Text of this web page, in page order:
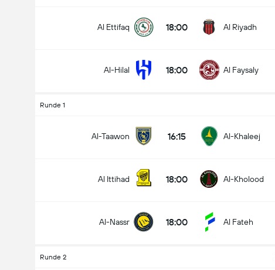
Al Ettifaq 18:00 Al Riyadh
Al-Hilal 18:00 Al Faysaly
Runde 1
Al-Taawon 16:15 Al-Khaleej
Al Ittihad 18:00 Al-Kholood
Al-Nassr 18:00 Al Fateh
Runde 2